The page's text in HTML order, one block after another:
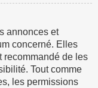
annonces et
concerné. Elles
recommandé de les
Tout comme
les permissions